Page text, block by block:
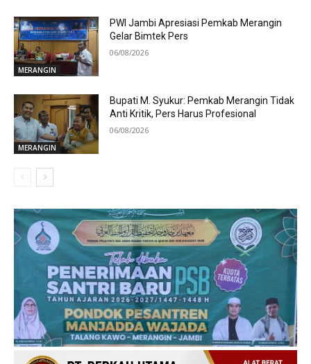
MERANGIN
PWI Jambi Apresiasi Pemkab Merangin
Gelar Bimtek Pers
06/08/2026
MERANGIN
Bupati M. Syukur: Pemkab Merangin Tidak
Anti Kritik, Pers Harus Profesional
06/08/2026